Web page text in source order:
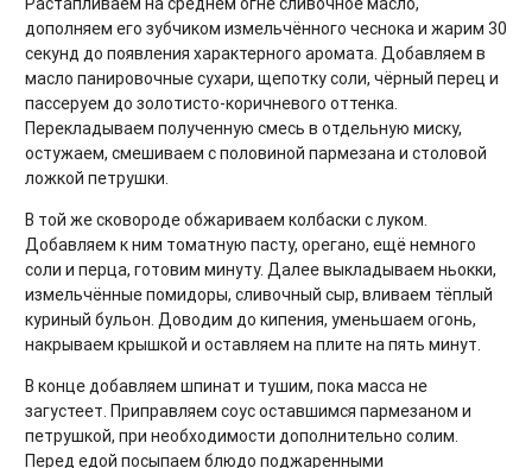
дополняем его зубчиком измельчённого чеснока и жарим 30
секунд до появления характерного аромата. Добавляем в
масло панировочные сухари, щепотку соли, чёрный перец и
пассеруем до золотисто-коричневого оттенка.
Перекладываем полученную смесь в отдельную миску,
остужаем, смешиваем с половиной пармезана и столовой
ложкой петрушки.
В той же сковороде обжариваем колбаски с луком.
Добавляем к ним томатную пасту, орегано, ещё немного
соли и перца, готовим минуту. Далее выкладываем ньокки,
измельчённые помидоры, сливочный сыр, вливаем тёплый
куриный бульон. Доводим до кипения, уменьшаем огонь,
накрываем крышкой и оставляем на плите на пять минут.
В конце добавляем шпинат и тушим, пока масса не
загустеет. Приправляем соус оставшимся пармезаном и
петрушкой, при необходимости дополнительно солим.
Перед едой посыпаем блюдо поджаренными